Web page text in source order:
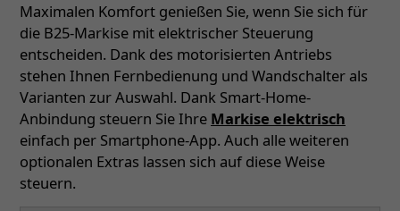
Maximalen Komfort genießen Sie, wenn Sie sich für
die B25-Markise mit elektrischer Steuerung
entscheiden. Dank des motorisierten Antriebs
stehen Ihnen Fernbedienung und Wandschalter als
Varianten zur Auswahl. Dank Smart-Home-
Anbindung steuern Sie Ihre Markise elektrisch
einfach per Smartphone-App. Auch alle weiteren
optionalen Extras lassen sich auf diese Weise
steuern.